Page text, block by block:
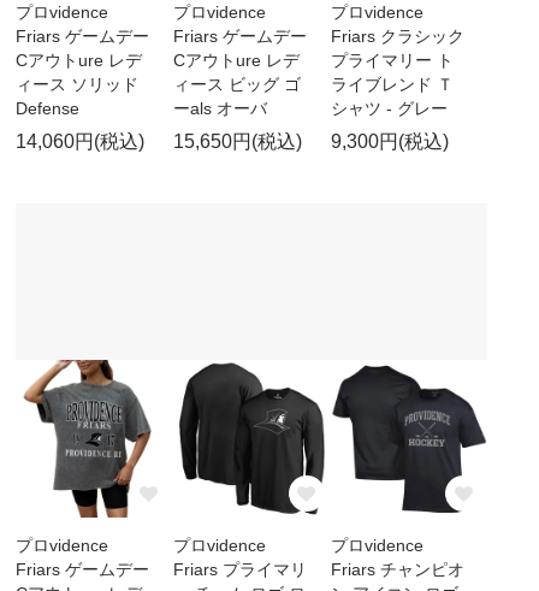
プロvidence
Friars ゲームデー
Cアウトure レデ
ィース ソリッド
Defense
14,060円(税込)
プロvidence
Friars ゲームデー
Cアウトure レデ
ィース ビッグ ゴ
ーals オーバ
15,650円(税込)
プロvidence
Friars クラシック
プライマリー ト
ライブレンド Ｔ
シャツ - グレー
9,300円(税込)
プロvidence
Friars ゲームデー
プロvidence
Friars プライマリ
プロvidence
Friars チャンピオ